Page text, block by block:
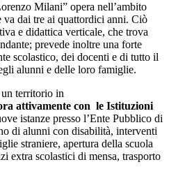
Milani” opera nell’ambito
dai tre ai quattordici anni. Ciò
e didattica verticale, che trova
prevede inoltre una forte
scolastico, dei docenti e di tutto il
alunni e delle loro famiglie.
territorio in
attivamente con le Istituzioni
istanze presso l’Ente Pubblico di
di alunni con disabilità, interventi
straniere, apertura della scuola
extra scolastici di mensa, trasporto